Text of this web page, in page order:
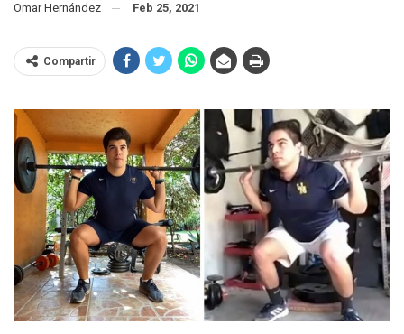
Omar Hernández Feb 25, 2021
Compartir